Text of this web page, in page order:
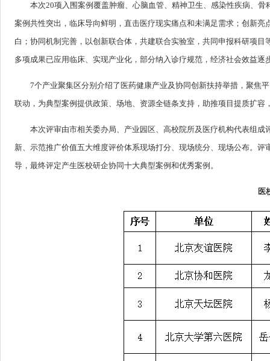
本次20项入围案例覆盖肿瘤、心脑血管、精神卫生、感染性疾病、
案例共性突出，临床导向鲜明，直击医疗现实痛点和未满足需求；创新
白；协同机制完善，以创新联合体，共建联合实验室，共同申报科研项
多项成果已应用临床、实现产业化，部分纳入诊疗规范，经济社会效益逐
7个产业聚集区分别介绍了医药健康产业及协同创新扶持举措，聚焦
联动，为典型案例提供政策、场地、资源全链条支持，助推项目提质扩容
本次评审由市相关委办局、产业园区、高校院所及医疗机构代表组
新、示范推广价值五大维度评价体系现场打分、现场统分、现场公布。
导，最终评定产生医校研企协同十大典型案例和优秀案例。
医